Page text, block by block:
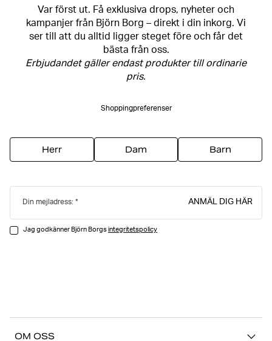
Var först ut. Få exklusiva drops, nyheter och
kampanjer från Björn Borg – direkt i din inkorg. Vi
ser till att du alltid ligger steget före och får det
bästa från oss.
Erbjudandet gäller endast produkter till ordinarie
pris.
Shoppingpreferenser
Herr Dam Barn
Din mejladress: ANMÄL DIG HÄR
Jag godkänner Björn Borgsintegritetspolicy
OM OSS